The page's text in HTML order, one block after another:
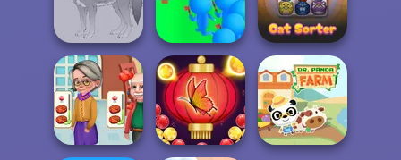
Wolf Maker
Crowd
Lumberjack
Cat Sorter Puzzle